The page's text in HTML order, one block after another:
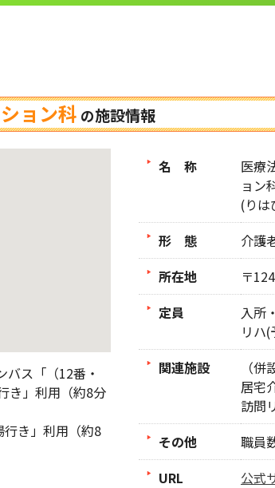
ョン科 の施設情報
ス「（12番・
き」利用（約8分
き」利用（約8
名 称
医療
ョン
(り
形 態
介護
所在地
〒
定員
入所
リハ
関連施設
（併
居宅
訪問
その他
職員
URL
公式